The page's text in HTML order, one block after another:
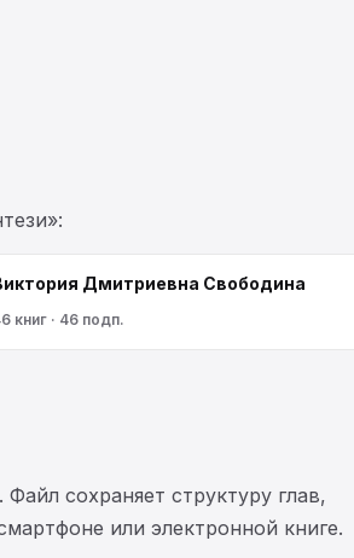
Дмитриевна Свободина
книг · 46 подп.
сохраняет структуру глав,
или электронной книге.